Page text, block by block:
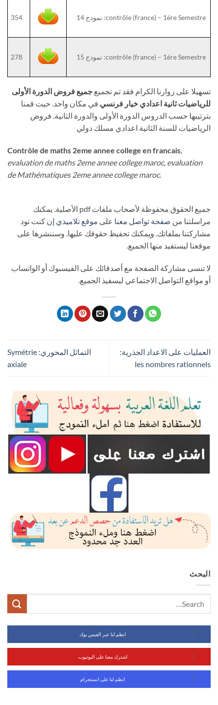
contrôle (france) – 1ére Semestre: نمودج 14 354
contrôle (france) – 1ére Semestre: نمودج 15 278
تسهيلا على زوارنا الكرام فقد تم تجميع جميع فروض الدورة الأولى
للرياضيات ثانية اعدادي خيار فرنسي في مكان واحد. حيت قمنا
بترتيبها حسب الدروس الدورة الأولى والدورة الثانية. فروض
الرياضيات للسنة الثانية اعدادي مسلك دولي
Contrôle de maths 2eme annee college en francais
evaluation de maths 2eme annee college maroc, evaluation
de Mathématiques 2eme annee college maroc.
جميع الحقوق محفوظة لأصحاب ملفات pdf الأصلية. يمكنك
مراسلتنا من صفحة تواصل معنا على موقع تلاميذي إن كنت تود
مشاركتنا بملفاتك. ويمكنك تحفيظ حقوقك عليها. وسننشرها على
موقعنا ليستفيد منها الجميع.
لا تنسى مشاركة الصفحة مع أصدقائك على الفيسبوك أو الواتساب
أو مواقع التواصل الاجتماعي ليسفيذ الجميع.
العمليات على الاعداد الجذرية:
les nombres rationnels
التماثل المحوري: Symétrie
axiale
البحث
انظم لنا عبر الفيس بوك
اشترك معنا على اليوتيوب
انظم لنا على انستجرام